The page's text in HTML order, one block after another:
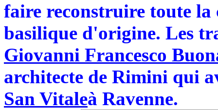
faire reconstruire toute la
basilique d'origine. Les
Giovanni Francesco
architecte de Rimini qui
San Vitaleà Ravenne.